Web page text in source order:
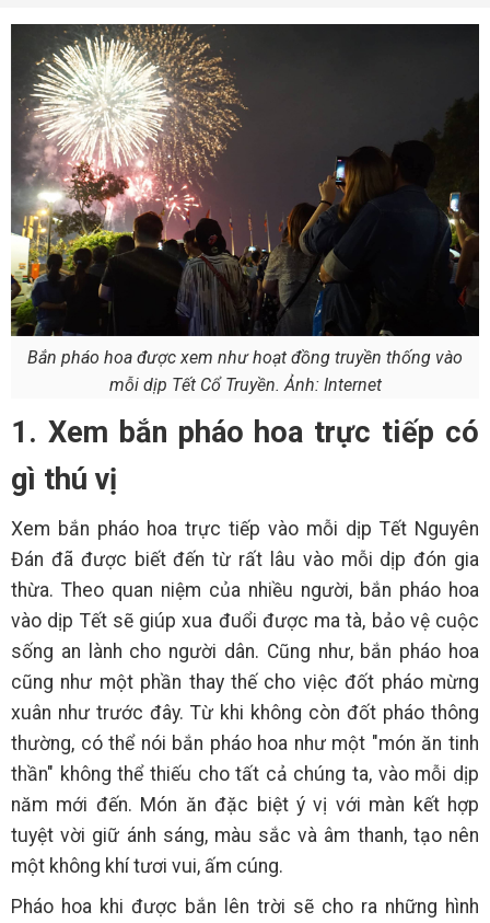
Bắn pháo hoa được xem như hoạt đồng truyền thống vào
mỗi dịp Tết Cổ Truyền. Ảnh: Internet
1. Xem bắn pháo hoa trực tiếp có
gì thú vị
Xem bắn pháo hoa trực tiếp vào mỗi dịp Tết Nguyên
Đán đã được biết đến từ rất lâu vào mỗi dịp đón gia
thừa. Theo quan niệm của nhiều người, bắn pháo hoa
vào dịp Tết sẽ giúp xua đuổi được ma tà, bảo vệ cuộc
sống an lành cho người dân. Cũng như, bắn pháo hoa
cũng như một phần thay thế cho việc đốt pháo mừng
xuân như trước đây. Từ khi không còn đốt pháo thông
thường, có thể nói bắn pháo hoa như một "món ăn tinh
thần" không thể thiếu cho tất cả chúng ta, vào mỗi dịp
năm mới đến. Món ăn đặc biệt ý vị với màn kết hợp
tuyệt vời giữ ánh sáng, màu sắc và âm thanh, tạo nên
một không khí tươi vui, ấm cúng.
Pháo hoa khi được bắn lên trời sẽ cho ra những hình